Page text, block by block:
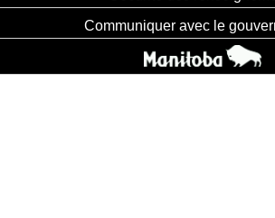
Communiquer avec le